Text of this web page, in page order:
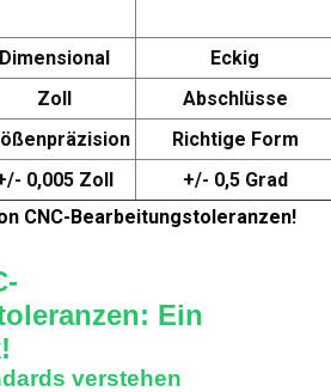
Dimensional
Eckig
Zoll
Abschlüsse
Richtige Form
0,005 Zoll
+/- 0,5 Grad
CNC-Bearbeitungstoleranzen!
Ein
verstehen